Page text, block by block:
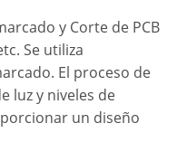
y Corte de PCB
Se utiliza
El proceso de
luz y niveles de
un diseño